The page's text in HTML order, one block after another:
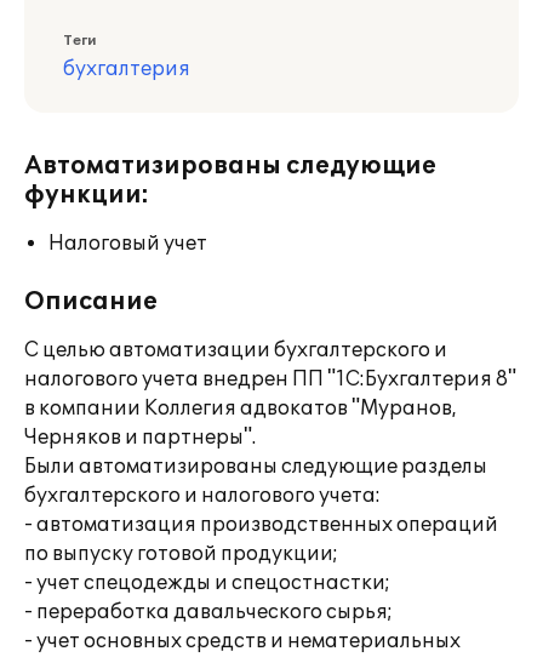
Теги
бухгалтерия
Автоматизированы следующие
функции:
Налоговый учет
Описание
С целью автоматизации бухгалтерского и
налогового учета внедрен ПП "1С:Бухгалтерия 8"
в компании Коллегия адвокатов "Муранов,
Черняков и партнеры".
Были автоматизированы следующие разделы
бухгалтерского и налогового учета:
- автоматизация производственных операций
по выпуску готовой продукции;
- учет спецодежды и спецостнастки;
- переработка давальческого сырья;
- учет основных средств и нематериальных